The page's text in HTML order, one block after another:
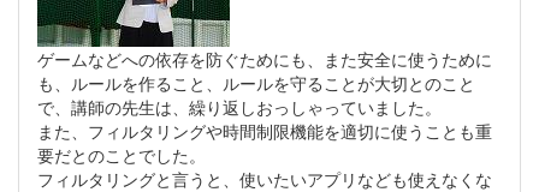
ゲームなどへの依存を防ぐためにも、また安全に使うために
も、ルールを作ること、ルールを守ることが大切とのこと
で、講師の先生は、繰り返しおっしゃっていました。
また、フィルタリングや時間制限機能を適切に使うことも重
要だとのことでした。
フィルタリングと言うと、使いたいアプリなども使えなくな